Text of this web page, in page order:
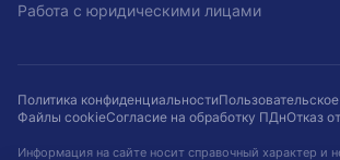
Работа с юридическими лицами
Политика конфиденциальности
Файлы cookieСогласие на обработку ПДнОтказ
Информация на сайте носит справочный характер и